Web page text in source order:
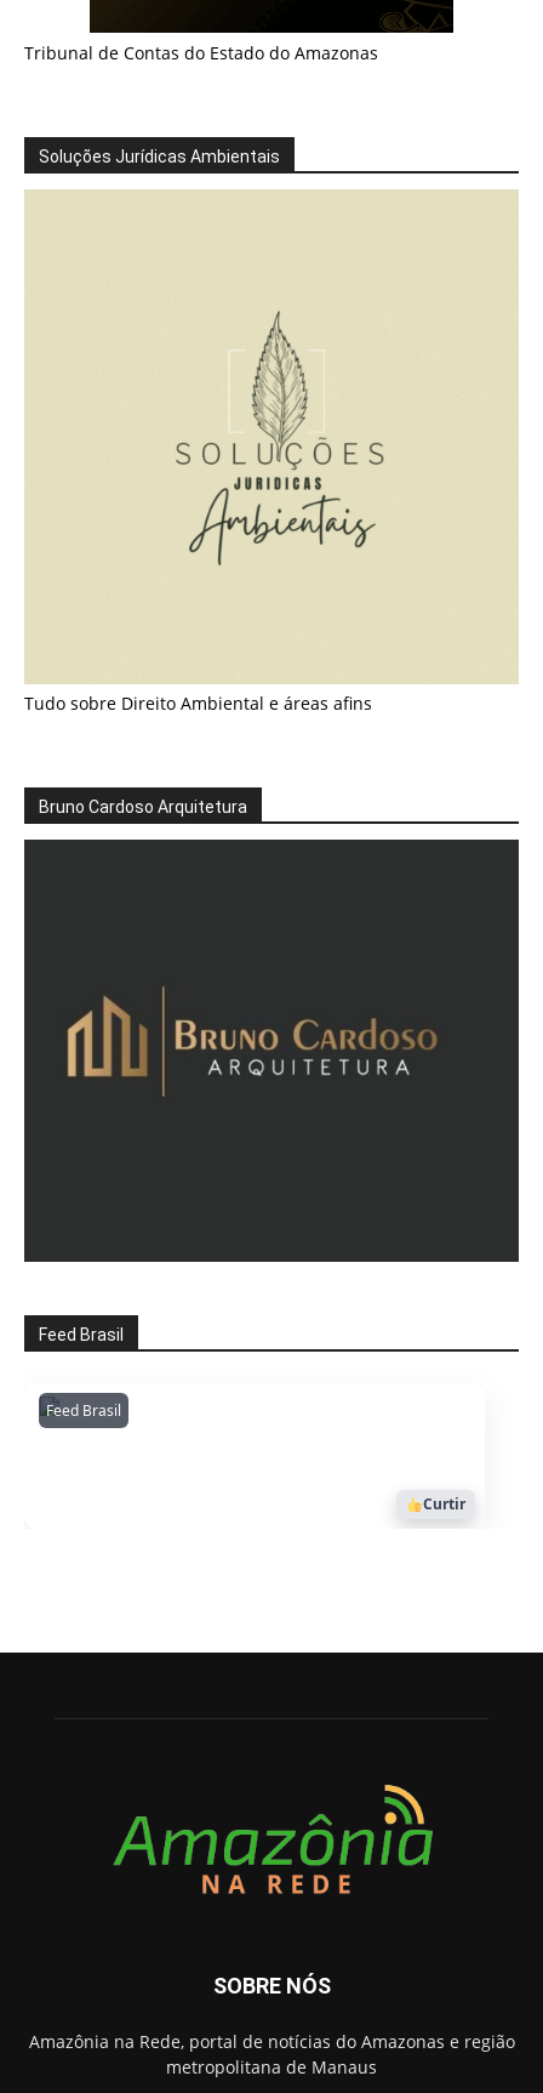
Tribunal de Contas do Estado do Amazonas
Soluções Jurídicas Ambientais
Tudo sobre Direito Ambiental e áreas afins
Bruno Cardoso Arquitetura
Feed Brasil
Feed BrasilAmazonianarede
1053
Curtir
SOBRE NÓS
Amazônia na Rede, portal de notícias do Amazonas e região
metropolitana de Manaus